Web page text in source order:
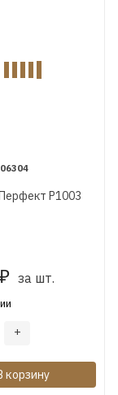
P1003
₽ за шт.
+
корзину